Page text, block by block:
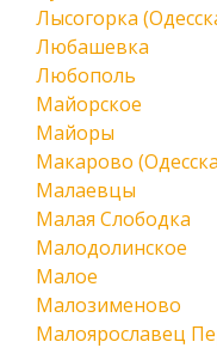
Лысогорка
Любашевка
Любополь
Майорское
Майоры
Макарово
Малаевцы
Малая Слободка
Малодолинское
Малое
Малозименово
Малоярославец